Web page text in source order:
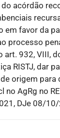
acórdão
favor da
processo
932, VIII,
RISTJ, dar
origem
AgRg no
DJe 08/